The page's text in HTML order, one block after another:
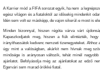
A Karrier mód a FIFA sorozat egyik, ha nem a
egész világon és a fiataloktól az idősekig mindenkit
Idén sem volt ez másképp, de vajon sikerül-e most is
Minden bizonnyal, hiszen régóta várva várt
Kapaszkodjatok meg, hiszen a fiúk elintézték,
irányíthassátok kedvenc nemzeti tizenegyeteket. Ahhoz
úgy mint a valóságban, akárkit nem hívnak meg
minősége is arányosan változik, tehát minél
ajánlatot. Befolyásolja még az ajánlatokat az edző
Egervári sem marad örökké fiatal.